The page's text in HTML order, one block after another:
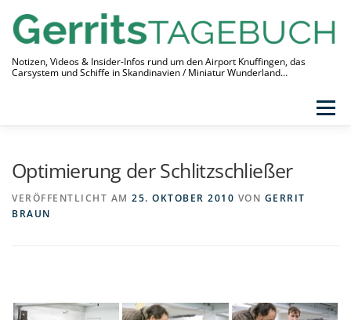
Inhalt
springen
Notizen, Videos & Insider-Infos rund um den Airport Knuffingen, das
Carsystem und Schiffe in Skandinavien / Miniatur Wunderland…
Menü
LINKS
Optimierung der Schlitzschließer
VERÖFFENTLICHT AM 25. OKTOBER 2010 VON GERRIT
BRAUN